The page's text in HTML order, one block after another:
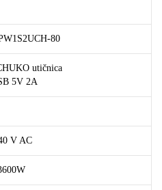
80
utičnica
5V 2A
V AC